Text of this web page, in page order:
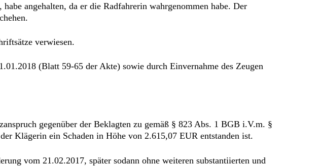
angehalten, da er die Radfahrerin wahrgenommen habe. Der
verwiesen.
(Blatt 59-65 der Akte) sowie durch Einvernahme des Zeugen
gegenüber der Beklagten zu gemäß § 823 Abs. 1 BGB i.V.m. §
Klägerin ein Schaden in Höhe von 2.615,07 EUR entstanden ist.
vom 21.02.2017, später sodann ohne weiteren substantiierten und